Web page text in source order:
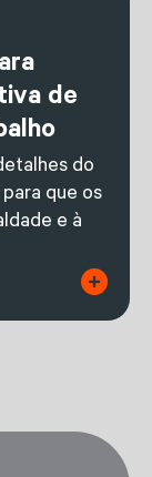
de
do
que os
e à